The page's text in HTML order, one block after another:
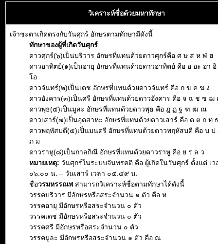
วิเคราะห์ชื่อด้วยมหาทักษา
เจ้าชะตาเกิดตรงกับวันศุกร์ อักษรตามทักษามีดังนี้
ทักษาของผู้ที่เกิดวันศุกร์
ดาวศุกร์(๖)เป็นบริวาร อักษรที่แทนด้วยดาวศุกร์คือ ศ ษ ส ห ฬ ฮ
ดาวอาทิตย์(๑)เป็นอายุ อักษรที่แทนด้วยดาวอาทิตย์ คือ อ อะ อา อิ
โอ
ดาวจันทร์(๒)เป็นเดช อักษรที่แทนด้วยดาวจันทร์ คือ ก ข ค ฆ ง
ดาวอังคาร(๓)เป็นศรี อักษรที่แทนด้วยดาวอังคาร คือ จ ฉ ช ซ ฌ
ดาวพุธ(๔)เป็นมูละ อักษรที่แทนด้วยดาวพุธ คือ ฎ ฏ ฐ ฑ ฒ ณ
ดาวเสาร์(๗)เป็นอุตสาหะ อักษรที่แทนด้วยดาวเสาร์ คือ ด ต ถ ท
ดาวพฤหัสบดี(๕)เป็นมนตรี อักษรที่แทนด้วยดาวพฤหัสบดี คือ บ ป
ภ ม
ดาวราหู(๘)เป็นกาลกิณี อักษรที่แทนด้วยดาวราหู คือ ย ร ล ว
หมายเหตุ: วันศุกร์ในระบบจันทรคติ คือ ผู้เกิดในวันศุกร์ ตั้งแต่ เว
๐๖.๐๐ น. – วันเสาร์ เวลา ๐๕.๕๙ น.
ชื่อวรมหรรณพ สามารถวิเคราะห์ชื่อตามทักษาได้ดังนี้
วรรคบริวาร มีอักษรหรือสระจำนวน ๑ ตัว คือ ห
วรรคอายุ มีอักษรหรือสระจำนวน ๐ ตัว
วรรคเดช มีอักษรหรือสระจำนวน ๐ ตัว
วรรคศรี มีอักษรหรือสระจำนวน ๐ ตัว
วรรคมูละ มีอักษรหรือสระจำนวน ๑ ตัว คือ ณ